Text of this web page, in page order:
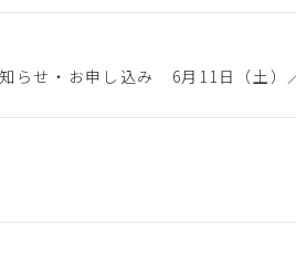
らせ・お申し込み 6月11日（土）